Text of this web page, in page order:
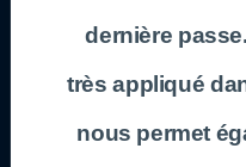
dernière
très appliqué
nous permet